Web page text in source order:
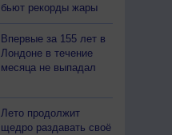
бьют рекорды жары
Впервые за 155 лет в
Лондоне в течение
месяца не выпадал
Лето продолжит
щедро раздавать своё